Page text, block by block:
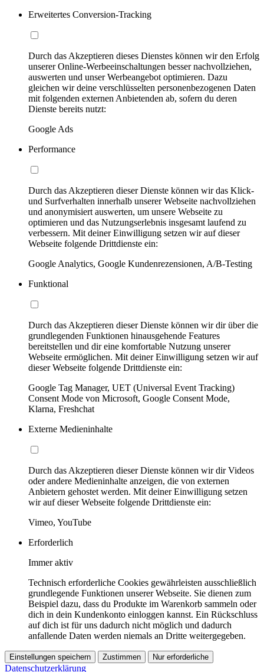
Erweitertes Conversion-Tracking
Durch das Akzeptieren dieses Dienstes können wir den Erfolg
unserer Online-Werbeeinschaltungen besser nachvollziehen,
auswerten und unser Werbeangebot optimieren. Dazu
gleichen wir deine verschlüsselten personenbezogenen Daten
mit folgenden externen Anbietenden ab, sofern du deren
Dienste bereits nutzt:
Google Ads
Performance
Durch das Akzeptieren dieser Dienste können wir das Klick-
und Surfverhalten innerhalb unserer Webseite nachvollziehen
und anonymisiert auswerten, um unsere Webseite zu
optimieren und das Nutzungserlebnis insgesamt laufend zu
verbessern. Mit deiner Einwilligung setzen wir auf dieser
Webseite folgende Drittdienste ein:
Google Analytics, Google Kundenrezensionen, A/B-Testing
Funktional
Durch das Akzeptieren dieser Dienste können wir dir über die
grundlegenden Funktionen hinausgehende Features
bereitstellen und dir eine komfortable Nutzung unserer
Webseite ermöglichen. Mit deiner Einwilligung setzen wir auf
dieser Webseite folgende Drittdienste ein:
Google Tag Manager, UET (Universal Event Tracking)
Consent Mode von Microsoft, Google Consent Mode,
Klarna, Freshchat
Externe Medieninhalte
Durch das Akzeptieren dieser Dienste können wir dir Videos
oder andere Medieninhalte anzeigen, die von externen
Anbietern gehostet werden. Mit deiner Einwilligung setzen
wir auf dieser Webseite folgende Drittdienste ein:
Vimeo, YouTube
Erforderlich
Immer aktiv
Technisch erforderliche Cookies gewährleisten ausschließlich
grundlegende Funktionen unserer Webseite. Sie dienen zum
Beispiel dazu, dass du Produkte im Warenkorb sammeln oder
dich in dein Kundenkonto einloggen kannst. Ein Rückschluss
auf dich ist für uns dadurch nicht möglich und dadurch
anfallende Daten werden niemals an Dritte weitergegeben.
Einstellungen speichern Zustimmen Nur erforderliche
Datenschutzerklärung